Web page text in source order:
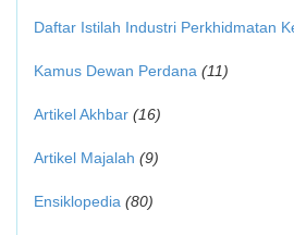
Daftar Istilah Industri Perkhidmatan
Kamus Dewan Perdana (11)
Artikel Akhbar (16)
Artikel Majalah (9)
Ensiklopedia (80)